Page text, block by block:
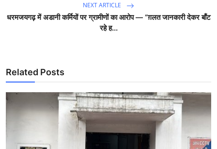
NEXT ARTICLE
धरमजयगढ़ में अडानी कर्मियों पर ग्रामीणों का आरोप — “ग़लत जानकारी देकर बाँट
रहे ह...
Related Posts